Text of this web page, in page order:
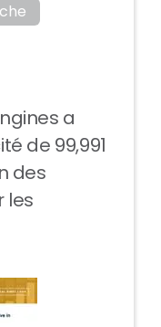
a
de 99,991
des
les